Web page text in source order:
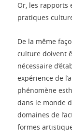
Or, les rapports
pratiques
De la même
culture doivent
nécessaire
expérience de
phénomène
dans le monde
domaines de
formes